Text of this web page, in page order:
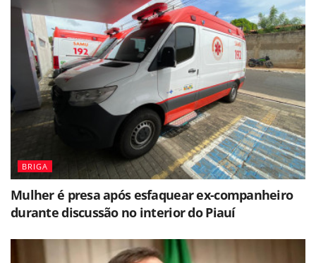
BRIGA
Mulher é presa após esfaquear ex-companheiro
durante discussão no interior do Piauí